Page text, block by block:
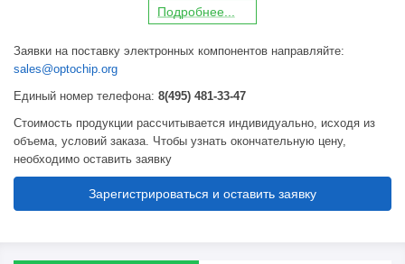
Подробнее...
Заявки на поставку электронных компонентов направляйте:
sales@optochip.org
Единый номер телефона: 8(495) 481-33-47
Стоимость продукции рассчитывается индивидуально, исходя из
объема, условий заказа. Чтобы узнать окончательную цену,
необходимо оставить заявку
Зарегистрироваться и оставить заявку